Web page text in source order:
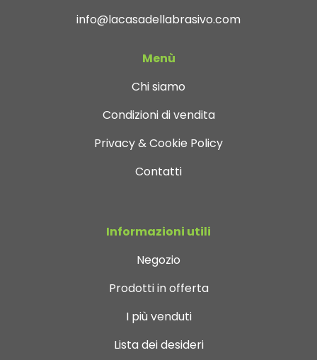
info@lacasadellabrasivo.com
Menù
Chi siamo
Condizioni di vendita
Privacy & Cookie Policy
Contatti
Informazioni utili
Negozio
Prodotti in offerta
I più venduti
Lista dei desideri